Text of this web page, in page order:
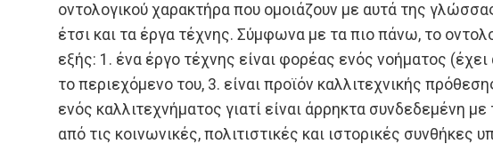
οντολογικού χαρακτήρα που ομοιάζουν με αυτά της
έτσι και τα έργα τέχνης. Σύμφωνα με τα πιο πάνω, το
εξής: 1. ένα έργο τέχνης είναι φορέας ενός νοήματος
το περιεχόμενο του, 3. είναι προϊόν καλλιτεχνικής
ενός καλλιτεχνήματος γιατί είναι άρρηκτα συνδεδεμένη
από τις κοινωνικές, πολιτιστικές και ιστορικές συνθήκες